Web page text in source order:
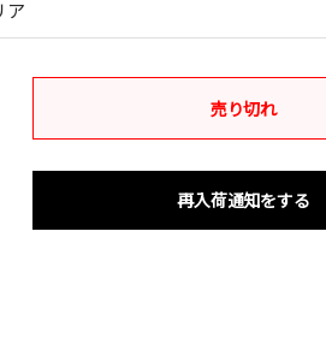
ア
売り切れ
再入荷通知をする